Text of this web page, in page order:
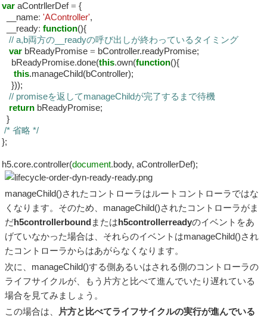
var aContrllerDef= {
__name: 'AController',
__ready: function(){
// a,b両方の__readyの呼び出しが終わっているタイミング
var bReadyPromise = bController.readyPromise;
bReadyPromise.done(this.own(function(){
this.manageChild(bController);
}));
// promiseを返してmanageChildが完了するまで待機
return bReadyPromise;
}
/* 省略 */
};
h5.core.controller(document.body, aControllerDef);
manageChild()されたコントローラはルートコントローラではな
くなります。そのため、manageChild()されたコントローラがま
だh5controllerboundまたはh5controllerreadyのイベントをあ
げていなかった場合は、それらのイベントはmanageChild()され
たコントローラからはあがらなくなります。
次に、manageChild()する側あるいはされる側のコントローラの
ライフサイクルが、もう片方と比べて進んでいたり遅れている
場合を見てみましょう。
この場合は、
片方と比べてライフサイクルの実行が進んでいる